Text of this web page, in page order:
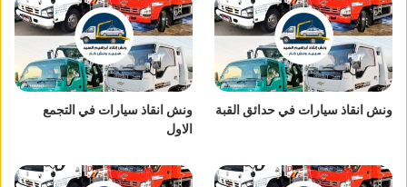
ونش انقاذ سيارات في حدائق القبة
ونش انقاذ سيارات في التجمع
الاول